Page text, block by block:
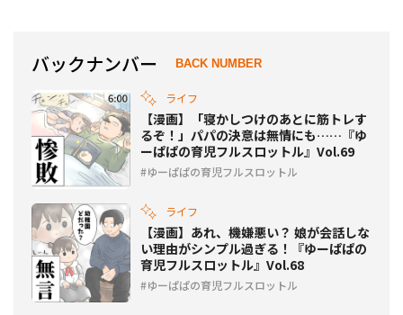
バックナンバー BACK NUMBER
ライフ
【漫画】「寝かしつけのあとに筋トレす
るぞ！」パパの決意は無情にも……『ゆ
ーぱぱの育児フルスロットル』Vol.69
ゆーぱぱの育児フルスロットル
ライフ
【漫画】あれ、機嫌悪い？ 娘が会話しな
い理由がシンプル過ぎる！『ゆーぱぱの
育児フルスロットル』Vol.68
ゆーぱぱの育児フルスロットル